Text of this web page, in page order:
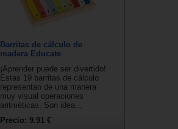
Barritas de cálculo de
madera Educate
¡Aprender puede ser divertido!
Estas 19 barritas de cálculo
representan de una manera
muy visual operaciones
aritméticas. Son idea...
Precio: 9.91 €